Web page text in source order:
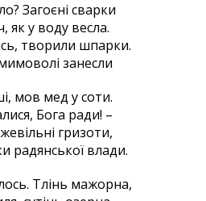
Загоєні сварки
як у воду весла.
творили шпарки.
занесли
мов мед у соти.
Бога ради! –
гризоти,
радянської влади.
Тлінь мажорна,